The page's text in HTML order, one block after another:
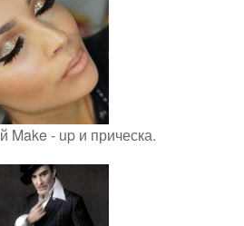
Make - up и прическа.